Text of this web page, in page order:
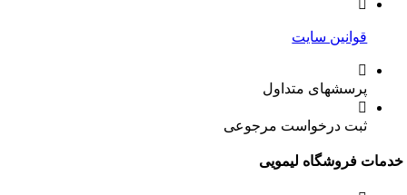
قوانین سایت
پرسشهای متداول
ثبت درخواست مرجوعی
فروشگاه لیمویی